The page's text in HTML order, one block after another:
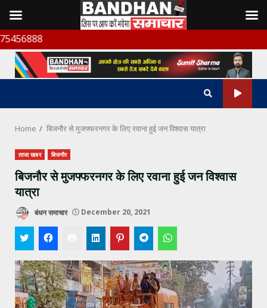
Skip
to
content
Home बिजनौर से मुजफ्फरनगर के लिए रवाना हुई जन विश्वास यात्रा
ताजा खबर बिजनौर
बिजनौर से मुजफ्फरनगर के लिए रवाना हुई जन विश्वास
यात्रा
बंधन समाचार December 20, 2021